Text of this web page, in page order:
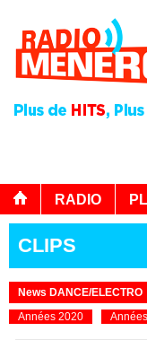
RADIO
CLIPS
News DANCE/ELECTRO
Années 2020